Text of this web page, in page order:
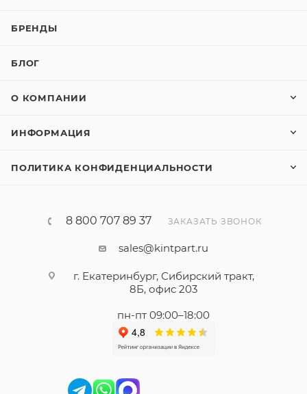
БРЕНДЫ
БЛОГ
О КОМПАНИИ
ИНФОРМАЦИЯ
ПОЛИТИКА КОНФИДЕНЦИАЛЬНОСТИ
8 800 707 89 37 ЗАКАЗАТЬ ЗВОНОК
sales@kintpart.ru
г. Екатеринбург, Сибирский тракт,
8Б, офис 203
пн-пт 09:00–18:00